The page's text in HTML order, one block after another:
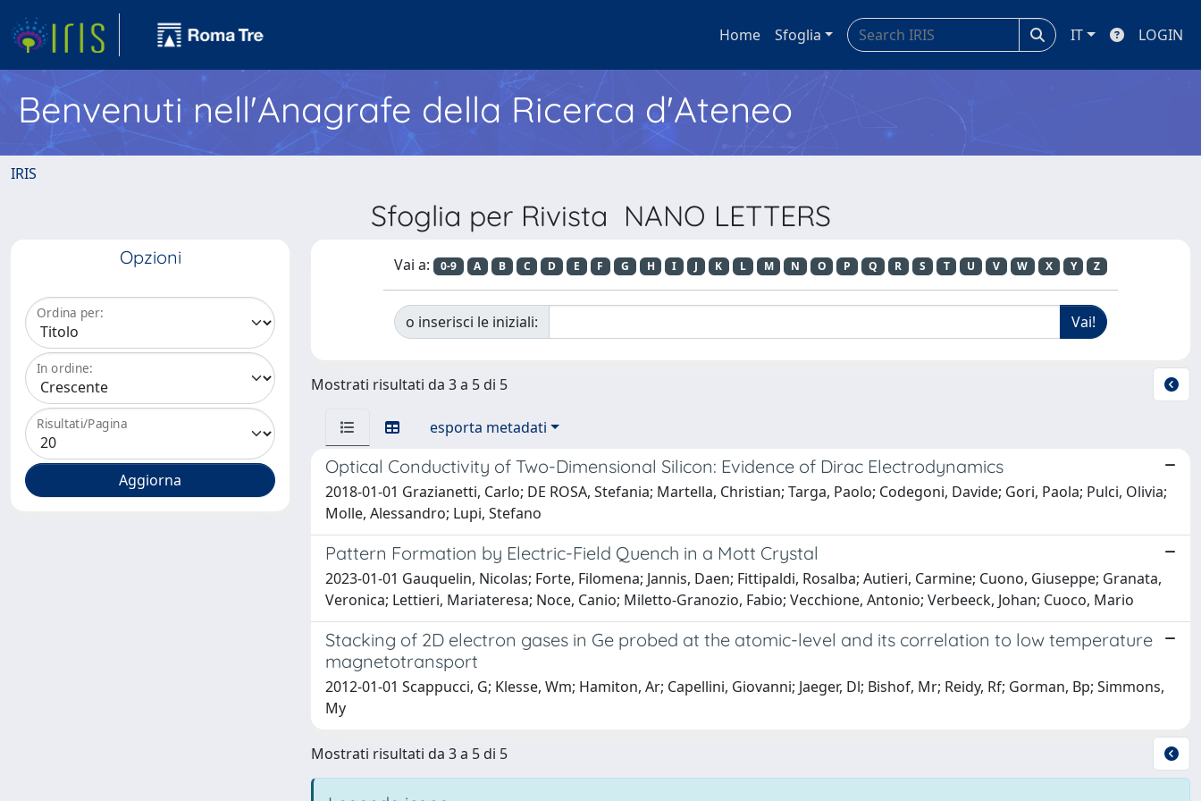
Home Sfoglia IT LOGIN
Benvenuti nell'Anagrafe della Ricerca d'Ateneo
IRIS
Sfoglia per Rivista NANO LETTERS
Opzioni
Ordina per:
In ordine:
Risultati/Pagina
Vai a: 0-9 A B C D E F G H I J K L M N O P Q R S T U V W X Y Z
o inserisci le iniziali:
Mostrati risultati da 3 a 5 di 5
esporta metadati
Optical Conductivity of Two-Dimensional Silicon: Evidence of Dirac Electrodynamics
2018-01-01 Grazianetti, Carlo; DE ROSA, Stefania; Martella, Christian; Targa, Paolo; Codegoni, Davide; Gori, Paola; Pulci, Olivia;
Molle, Alessandro; Lupi, Stefano
Pattern Formation by Electric-Field Quench in a Mott Crystal
2023-01-01 Gauquelin, Nicolas; Forte, Filomena; Jannis, Daen; Fittipaldi, Rosalba; Autieri, Carmine; Cuono, Giuseppe; Granata,
Veronica; Lettieri, Mariateresa; Noce, Canio; Miletto-Granozio, Fabio; Vecchione, Antonio; Verbeeck, Johan; Cuoco, Mario
Stacking of 2D electron gases in Ge probed at the atomic-level and its correlation to low temperature
magnetotransport
2012-01-01 Scappucci, G; Klesse, Wm; Hamiton, Ar; Capellini, Giovanni; Jaeger, Dl; Bishof, Mr; Reidy, Rf; Gorman, Bp; Simmons,
My
Mostrati risultati da 3 a 5 di 5